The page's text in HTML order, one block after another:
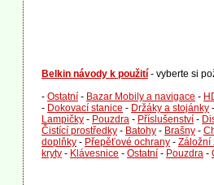
Belkin návody k použití - vyberte si
- Ostatní - Bazar Mobily a navigace -
- Dokovací stanice - Držáky a stojánky -
Lampičky - Pouzdra - Příslušenství -
Čistící prostředky - Batohy - Brašny -
doplňky - Přepěťové ochrany - Záložní
kryty - Klávesnice - Ostatní - Pouzdra -